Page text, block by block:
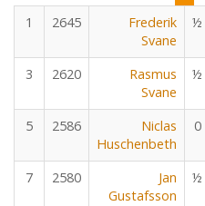
1
2645
Frederik
Svane
½
3 2620
Rasmus
Svane
½
5 2586
Niclas
Huschenbeth
0
7 2580
Jan
Gustafsson
½